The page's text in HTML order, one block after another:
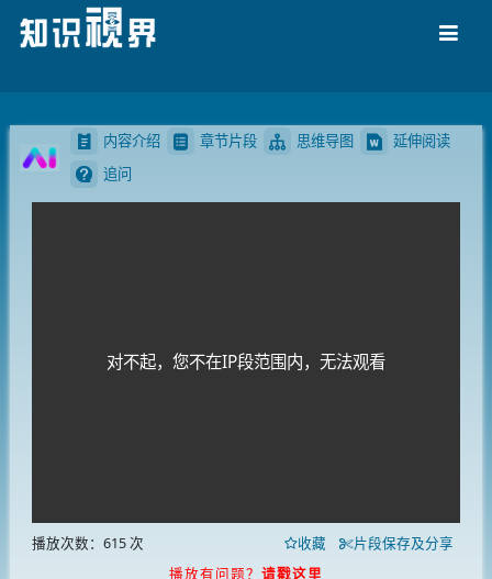
导航
内容介绍 章节片段 思维导图
延伸阅读
追问
对不起，您不在IP段范围内，无法观看
播放次数：615 次 收藏
片段保存及分享
播放有问题？ 请戳这里